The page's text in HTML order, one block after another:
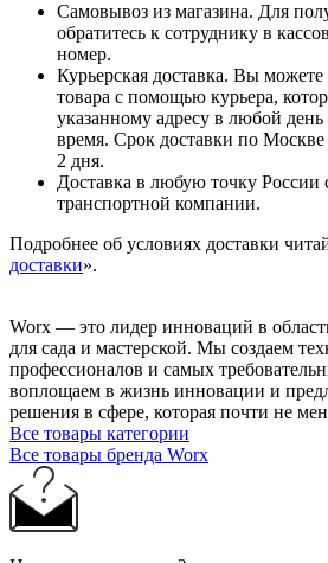
Самовывоз из магазина. Для
обратитесь к сотруднику в
номер.
Курьерская доставка. Вы можете
товара с помощью курьера,
указанному адресу в любой день
время. Срок доставки по Москве
2 дня.
Доставка в любую точку
транспортной компании.
Подробнее об условиях доставки
доставки».
Worx — это лидер инноваций в
для сада и мастерcкой. Мы создаем
профессионалов и самых
воплощаем в жизнь инновации и
решения в сфере, которая почти не
Все товары категории
Все товары бренда Worx